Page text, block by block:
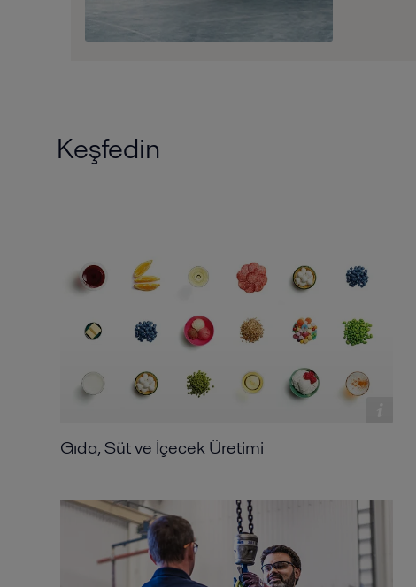
Keşfedin
Gıda, Süt ve İçecek Üretimi